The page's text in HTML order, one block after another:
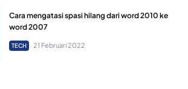
Cara mengatasi spasi hilang dari word 2010 ke
word 2007
TECH 21 Februari 2022